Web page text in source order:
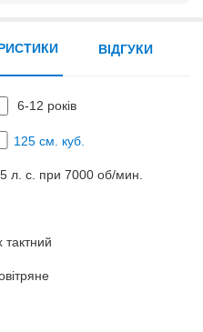
6-12 років
125 см. куб.
л. с. при 7000 об/мин.
тактний
ВІДГУКИ